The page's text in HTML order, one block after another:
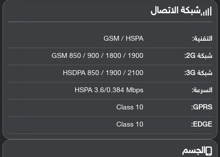
شبكة الاتصال
التقنية: GSM / HSPA
شبكة 2G: GSM 850 / 900 / 1800 / 1900
شبكة 3G :
HSDPA 850 / 1900 / 2100
السرعة: HSPA 3.6/0.384 Mbps
GPRS:
Class 10
EDGE:
Class 10
الجسم